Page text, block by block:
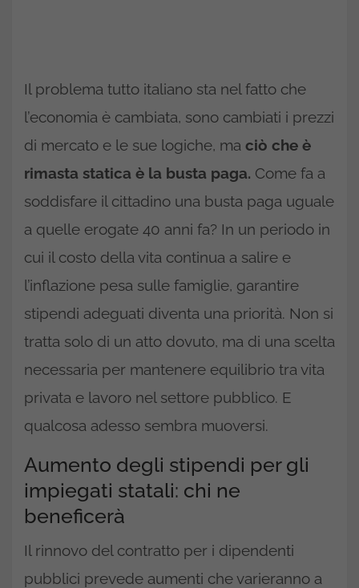
Il problema tutto italiano sta nel fatto che
l’economia è cambiata, sono cambiati i prezzi
di mercato e le sue logiche, ma ciò che è
rimasta statica è la busta paga. Come fa a
soddisfare il cittadino una busta paga uguale
a quelle erogate 40 anni fa? In un periodo in
cui il costo della vita continua a salire e
l’inflazione pesa sulle famiglie, garantire
stipendi adeguati diventa una priorità. Non si
tratta solo di un atto dovuto, ma di una scelta
necessaria per mantenere equilibrio tra vita
privata e lavoro nel settore pubblico. E
qualcosa adesso sembra muoversi.
Aumento degli stipendi per gli
impiegati statali: chi ne
beneficerà
Il rinnovo del contratto per i dipendenti
pubblici prevede aumenti che varieranno a